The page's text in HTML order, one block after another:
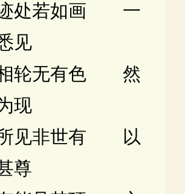
若如画 一
见
无有色 然
现
非世有 以
尊